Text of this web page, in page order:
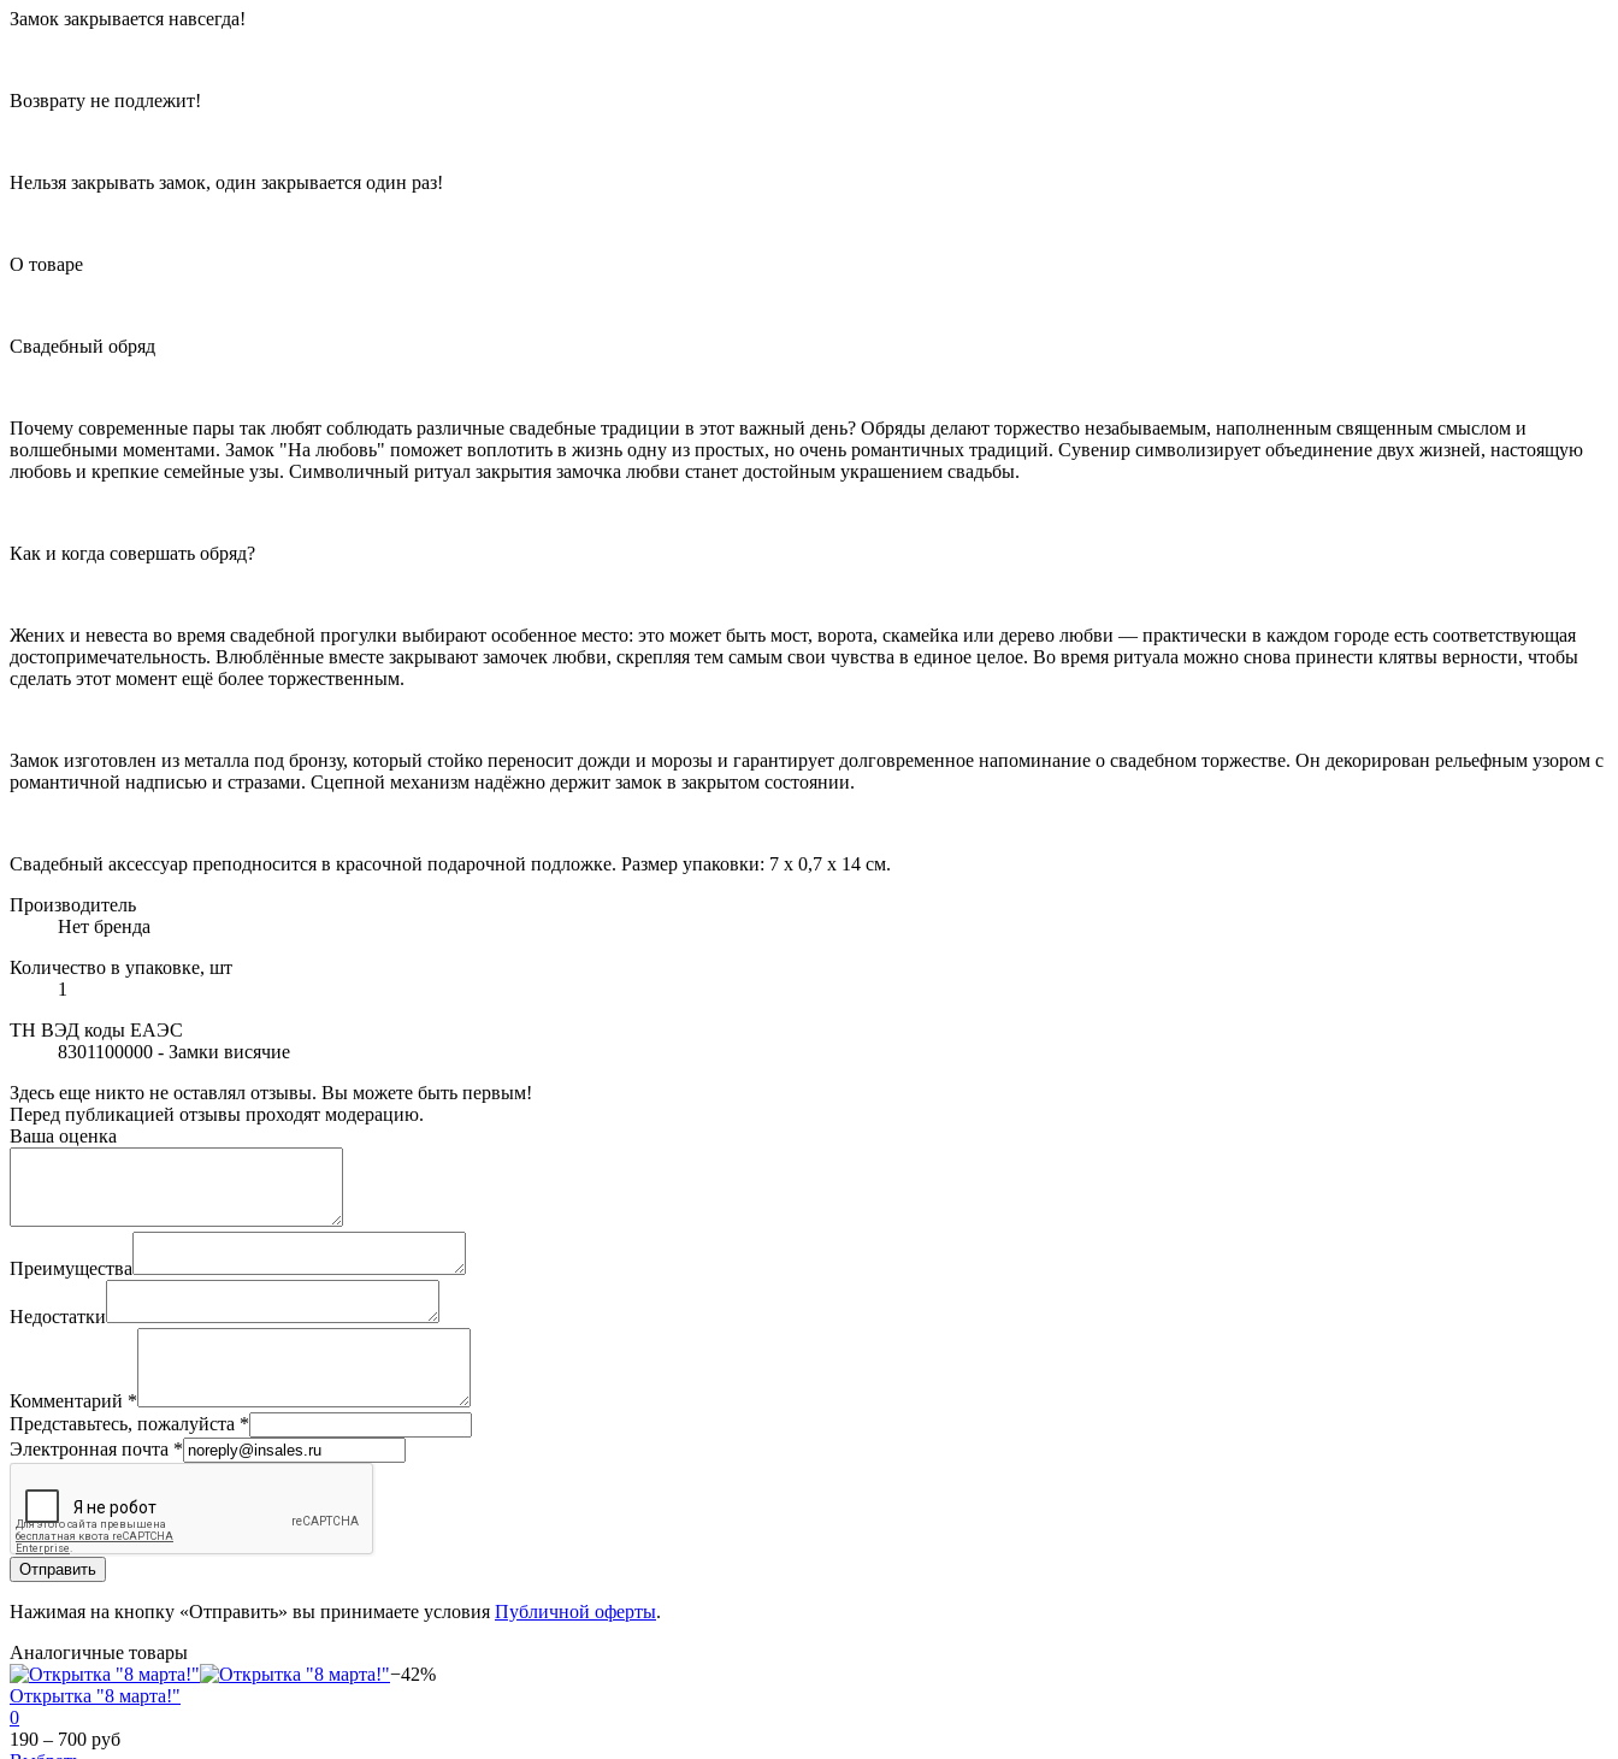
Замок закрывается навсегда!
Возврату не подлежит!
Нельзя закрывать замок, один закрывается один раз!
О товаре
Свадебный обряд
Почему современные пары так любят соблюдать различные свадебные традиции в этот важный день? Обряды делают торжество незабываемым, наполненным священным смыслом и
волшебными моментами. Замок "На любовь" поможет воплотить в жизнь одну из простых, но очень романтичных традиций. Сувенир символизирует объединение двух жизней, настоящую
любовь и крепкие семейные узы. Символичный ритуал закрытия замочка любви станет достойным украшением свадьбы.
Как и когда совершать обряд?
Жених и невеста во время свадебной прогулки выбирают особенное место: это может быть мост, ворота, скамейка или дерево любви — практически в каждом городе есть соответствующая
достопримечательность. Влюблённые вместе закрывают замочек любви, скрепляя тем самым свои чувства в единое целое. Во время ритуала можно снова принести клятвы верности, чтобы
сделать этот момент ещё более торжественным.
Замок изготовлен из металла под бронзу, который стойко переносит дожди и морозы и гарантирует долговременное напоминание о свадебном торжестве. Он декорирован рельефным узором с
романтичной надписью и стразами. Сцепной механизм надёжно держит замок в закрытом состоянии.
Свадебный аксессуар преподносится в красочной подарочной подложке. Размер упаковки: 7 х 0,7 х 14 см.
Производитель
Нет бренда
Количество в упаковке, шт
1
ТН ВЭД коды ЕАЭС
8301100000 - Замки висячие
Здесь еще никто не оставлял отзывы. Вы можете быть первым!
Перед публикацией отзывы проходят модерацию.
Ваша оценка
Преимущества
Недостатки
Комментарий *
Представьтесь, пожалуйста *
Электронная почта *
Отправить
Нажимая на кнопку «Отправить» вы принимаете условия Публичной оферты.
Аналогичные товары
−42%
Открытка "8 марта!"
0
190 – 700 руб